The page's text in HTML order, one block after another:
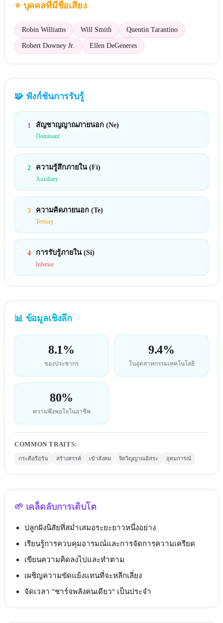
⭐ บุคคลที่มีชื่อเสียง
Robin Williams Will Smith Quentin Tarantino
Robert Downey Jr. Ellen DeGeneres
🧩 ฟังก์ชันการรับรู้
1 สัญชาญญาณภายนอก (Ne)
Dominant
2 ความรู้สึกภายใน (Fi)
Auxiliary
3 ความคิดภายนอก (Te)
Tertiary
4 การรับรู้ภายใน (Si)
Inferior
📊 ข้อมูลเชิงลึก
8.1%
ของประชากร
9.4%
ในอุตสาหกรรมเทคโนโลยี
80%
ความพึงพอใจในอาชีพ
COMMON TRAITS:
กระตือรือร้น สร้างสรรค์ เข้าสังคม จิตวิญญาณอิสระ อุดมการณ์
🌱 เคล็ดลับการเติบโต
ปลูกฝังนิสัยที่สม่ำเสมอระยะยาวหนึ่งอย่าง
เรียนรู้การควบคุมอารมณ์และการจัดการความเครียด
เขียนความคิดลงไปและทำตาม
เผชิญความขัดแย้งแทนที่จะหลีกเลี่ยง
จัดเวลา "ชาร์จพลังคนเดียว" เป็นประจำ